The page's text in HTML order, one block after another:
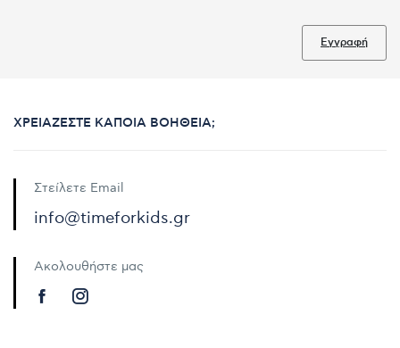
Εγγραφή
ΧΡΕΙΆΖΕΣΤΕ ΚΆΠΟΙΑ ΒΟΉΘΕΙΑ;
Στείλετε Email
info@timeforkids.gr
Ακολουθήστε μας